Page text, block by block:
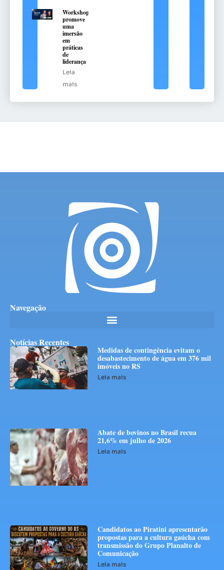
Workshop
promove
uma
imersão
em
práticas
de
liderança
Leia
mais
Navegação
Notícias Recentes
Medidas de contingência evitam o
desabastecimento de água em 376 mil
imóveis no RS
Leia mais
Abate de bovinos no Brasil recua
21,6% em julho de 2026
Leia mais
Candidatos ao Piratini apresentarão
propostas para a cultura gaúcha com
transmissão do Grupo Planalto de
Comunicação
Leia mais